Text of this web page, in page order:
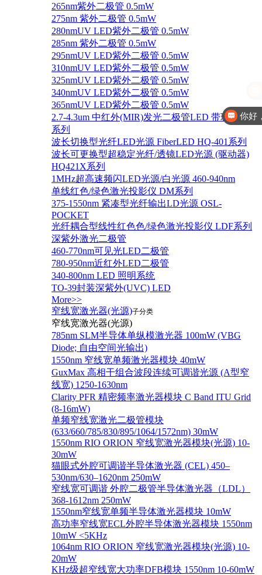
265nm紫外二极管 0.5mW
275nm 紫外二极管 0.5mW
280nmUV LED紫外二极管 0.5mW
285nm 紫外二极管 0.5mW
295nmUV LED紫外二极管 0.5mW
310nmUV LED紫外二极管 0.5mW
325nmUV LED紫外二极管 0.5mW
340nmUV LED紫外二极管 0.5mW
365nmUV LED紫外二极管 0.5mW
2.7-4.3um 中红外(MIR)发光二极管LED 带玻璃盖
系列
波长切换型光纤LED光源 FiberLED HQ-401系列
波长可更换型超稳定光纤/透镜LED光源 (驱动器)
HQ421X系列
1MHz超高速频闪LED光源/白光源 460-940nm
单线红色/绿色激光投影仪 DM系列
375-1550nm 紧凑型光纤输出LD光源 OSL-
POCKET
光纤耦合型线性红色色/绿色激光投影仪 LDF系列
深紫外激光二极管
460-770nm可见光LED二极管
780-950nm近红外LED二极管
340-800nm LED 照明系统
TO-39封装深紫外(UVC) LED
More>>
窄线宽激光器(光源)子分类
窄线宽激光器(光源)
785nm SLM半导体单纵模激光器 100mW (VBG
Diode; 自由空间光输出)
1550nm 窄线宽单频激光器模块 40mW
GuxMax 高相干组合波段连续可调谐光源 (A型窄
线宽) 1250-1630nm
Clarity PFR 精密频率激光器模块 C Band ITU Grid
(8-16mW)
单频窄线宽激光二极管模块
(633/660/785/830/895/1064/1572nm) 30mW
1550nm RIO ORION 窄线宽激光器模块(光源) 10-
30mW
猫眼式外腔可调谐半导体激光器 (CEL) 450–
530nm/630–1620nm 250mW
窄线宽可调谐 外腔二极管半导体激光器（LDL）
368-1612nm 250mW
1550nm窄线宽单频半导体激光器模块 10mW
高功率窄线宽ECL外腔半导体激光器模块 1550nm
10mW <5KHz
1064nm RIO ORION 窄线宽激光器模块(光源) 10-
20mW
KHz级超窄线宽大功率DFB模块 1550nm 10-60mW
你好